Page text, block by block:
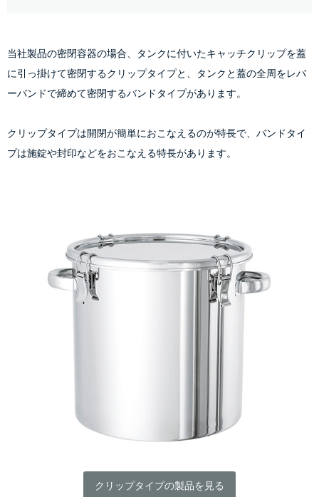
当社製品の密閉容器の場合、タンクに付いたキャッチクリップを蓋
に引っ掛けて密閉するクリップタイプと、タンクと蓋の全周をレバ
ーバンドで締めて密閉するバンドタイプがあります。
クリップタイプは開閉が簡単におこなえるのが特長で、バンドタイ
プは施錠や封印などをおこなえる特長があります。
クリップタイプの製品を見る